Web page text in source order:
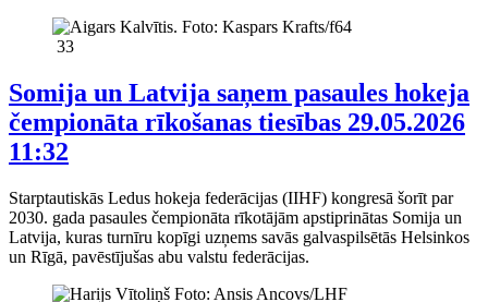
33
Somija un Latvija saņem pasaules hokeja
čempionāta rīkošanas tiesības 29.05.2026
11:32
Starptautiskās Ledus hokeja federācijas (IIHF) kongresā šorīt par
2030. gada pasaules čempionāta rīkotājām apstiprinātas Somija un
Latvija, kuras turnīru kopīgi uzņems savās galvaspilsētās Helsinkos
un Rīgā, pavēstījušas abu valstu federācijas.